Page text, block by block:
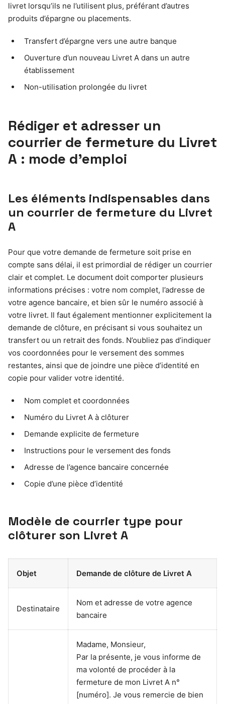
livret lorsqu’ils ne l’utilisent plus, préférant d’autres
produits d’épargne ou placements.
Transfert d’épargne vers une autre banque
Ouverture d’un nouveau Livret A dans un autre
établissement
Non-utilisation prolongée du livret
Rédiger et adresser un
courrier de fermeture du Livret
A : mode d’emploi
Les éléments indispensables dans
un courrier de fermeture du Livret
A
Pour que votre demande de fermeture soit prise en
compte sans délai, il est primordial de rédiger un courrier
clair et complet. Le document doit comporter plusieurs
informations précises : votre nom complet, l’adresse de
votre agence bancaire, et bien sûr le numéro associé à
votre livret. Il faut également mentionner explicitement la
demande de clôture, en précisant si vous souhaitez un
transfert ou un retrait des fonds. N’oubliez pas d’indiquer
vos coordonnées pour le versement des sommes
restantes, ainsi que de joindre une pièce d’identité en
copie pour valider votre identité.
Nom complet et coordonnées
Numéro du Livret A à clôturer
Demande explicite de fermeture
Instructions pour le versement des fonds
Adresse de l’agence bancaire concernée
Copie d’une pièce d’identité
Modèle de courrier type pour
clôturer son Livret A
Objet Demande de clôture de Livret A
Destinataire
Nom et adresse de votre agence
bancaire
Madame, Monsieur,
Par la présente, je vous informe de
ma volonté de procéder à la
fermeture de mon Livret A n°
[numéro]. Je vous remercie de bien